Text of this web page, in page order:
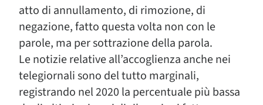
atto di annullamento, di rimozione, di
negazione, fatto questa volta non con le
parole, ma per sottrazione della parola.
Le notizie relative all’accoglienza anche nei
telegiornali sono del tutto marginali,
registrando nel 2020 la percentuale più bassa